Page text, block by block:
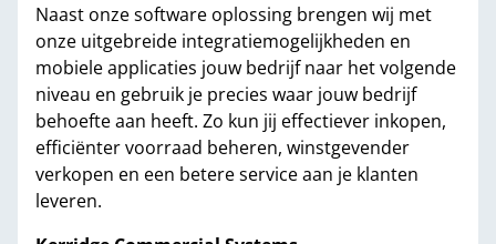
Naast onze software oplossing brengen wij met
onze uitgebreide integratiemogelijkheden en
mobiele applicaties jouw bedrijf naar het volgende
niveau en gebruik je precies waar jouw bedrijf
behoefte aan heeft. Zo kun jij effectiever inkopen,
efficiënter voorraad beheren, winstgevender
verkopen en een betere service aan je klanten
leveren.